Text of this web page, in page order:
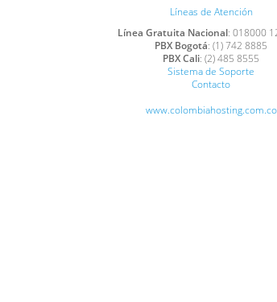
Líneas de Atención
Línea Gratuita Nacional: 018000
PBX Bogotá: (1) 742 8885
PBX Cali: (2) 485 8555
Sistema de Soporte
Contacto
www.colombiahosting.com.co